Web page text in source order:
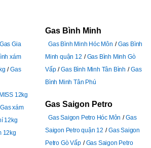
Gas Gia
xám
Gas
12kg
Gas xám
12kg
12kg
Gas Bình Minh
Gas Bình Minh Hóc Môn
Gas Bình
Minh quận 12
Gas Bình Minh Gò
Vấp
Gas Bình Minh Tân Bình
Gas
Bình Minh Tân Phú
Gas Saigon Petro
Gas Saigon Petro Hóc Môn
Gas
Saigon Petro quận 12
Gas Saigon
Petro Gò Vấp
Gas Saigon Petro